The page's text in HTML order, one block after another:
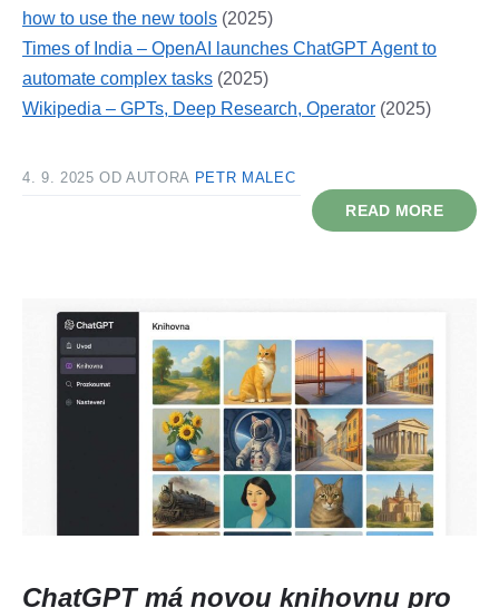
how to use the new tools (2025)
Times of India – OpenAI launches ChatGPT Agent to
automate complex tasks (2025)
Wikipedia – GPTs, Deep Research, Operator (2025)
4. 9. 2025OD AUTORA PETR MALEC
READ MORE
ChatGPT má novou knihovnu pro